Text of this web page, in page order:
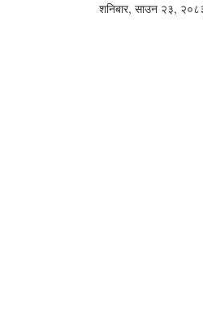
शनिबार, साउन २३,